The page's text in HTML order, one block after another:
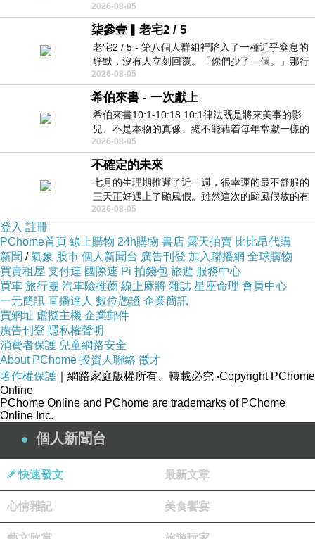
的平衡。 核心解讀與看法
2026-08-05
柒參壹▎老宅2 / 5
老宅2 / 5 - 第八個人群組裡陷入了一種近乎窒息的
靜默，沒有人立刻回覆。「你們少了一個。」那行
字像一顆冰冷的鐵釘，硬生生刺進螢
2026-08-05
希伯來書 - 一次獻上
希伯來書10:1-10:18 10:1律法既是將來美事的影
兒、不是本物的真像、總不能藉着每年常獻一樣的
祭物、叫那近前來的人得以完全。 10
2026-08-05
不確定的未來
七月的生理期推遲了近一週，很幸運的最不舒服的
三天正好遇上了颱風假。雖然這次的颱風假放的有
點虛，因為風雨不大，但這也是最想要的
2026-08-05
登入 註冊
PChome首頁 線上購物 24h購物 書店 露天拍賣 比比昂代購
新聞 /氣象 股市 個人新聞台 廣告刊登 加入聯播網 全球購物
買賣租屋 支付連 國際連 Pi 拍錢包 旅遊 服務中心
買車 旅行團 汽車險推薦 線上麻將 雜誌 星座命理 會員中心
一元簡訊 直播達人 數位憑證 企業簡訊
買網址 虛擬主機 企業郵件
廣告刊登 隱私權聲明
消費者保護 兒童網路安全
About PChome 投資人聯絡 徵才
著作權保護 ｜網路家庭版權所有、轉載必究 ‧Copyright PChome
Online
PChome Online and PChome are trademarks of PChome
Online Inc.
個人新聞台
快速發文 最新文章
心情雜記 美食饗宴